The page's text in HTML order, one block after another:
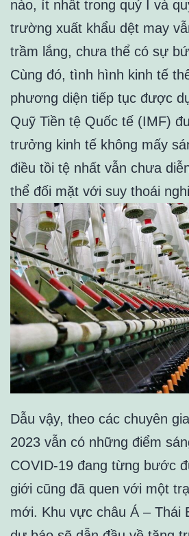
nào, ít nhất trong quý I và
trường xuất khẩu dệt may
trầm lắng, chưa thể có sự
Cùng đó, tình hình kinh tế
phương diện tiếp tục được
Quỹ Tiền tệ Quốc tế (IMF)
trưởng kinh tế không mấy
điều tồi tệ nhất vẫn chưa
thể đối mặt với suy thoái
Dẫu vậy, theo các chuyên
2023 vẫn có những điểm
COVID-19 đang từng bước
giới cũng đã quen với một
mới. Khu vực châu Á – Thái